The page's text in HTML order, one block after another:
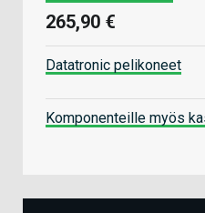
265,90 €
Datatronic pelikoneet
Komponenteille myös